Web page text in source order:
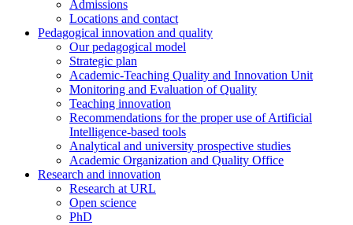
Admissions
Locations and contact
Pedagogical innovation and quality
Our pedagogical model
Strategic plan
Academic-Teaching Quality and Innovation Unit
Monitoring and Evaluation of Quality
Teaching innovation
Recommendations for the proper use of Artificial
Intelligence-based tools
Analytical and university prospective studies
Academic Organization and Quality Office
Research and innovation
Research at URL
Open science
PhD